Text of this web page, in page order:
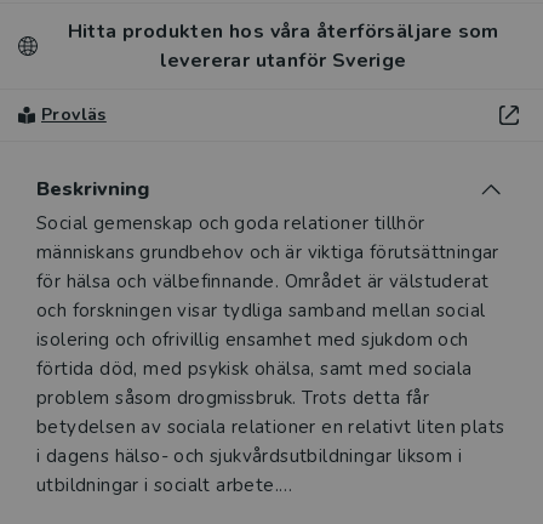
Hitta produkten hos våra återförsäljare som
levererar utanför Sverige
Provläs
Beskrivning
Beskrivning
Social gemenskap och goda relationer tillhör
människans grundbehov och är viktiga förutsättningar
för hälsa och välbefinnande. Området är välstuderat
och forskningen visar tydliga samband mellan social
isolering och ofrivillig ensamhet med sjukdom och
förtida död, med psykisk ohälsa, samt med sociala
problem såsom drogmissbruk. Trots detta får
betydelsen av sociala relationer en relativt liten plats
i dagens hälso- och sjukvårdsutbildningar liksom i
utbildningar i socialt arbete.